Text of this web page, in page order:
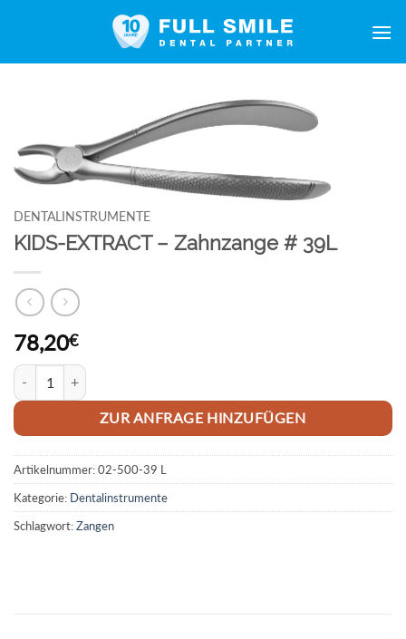
DENTALINSTRUMENTE
KIDS-EXTRACT – Zahnzange # 39L
78,20€
KIDS-EXTRACT - Zahnzange # 39L Menge
ZUR ANFRAGE HINZUFÜGEN
Artikelnummer:02-500-39 L
Kategorie: Dentalinstrumente
Schlagwort:Zangen